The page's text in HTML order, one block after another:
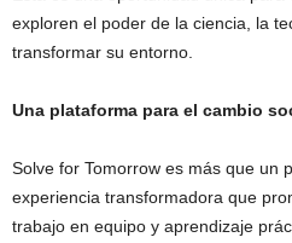
exploren el poder de la ciencia, la
transformar su entorno.
Una plataforma para el cambio
Solve for Tomorrow es más que un
experiencia transformadora que
trabajo en equipo y aprendizaje